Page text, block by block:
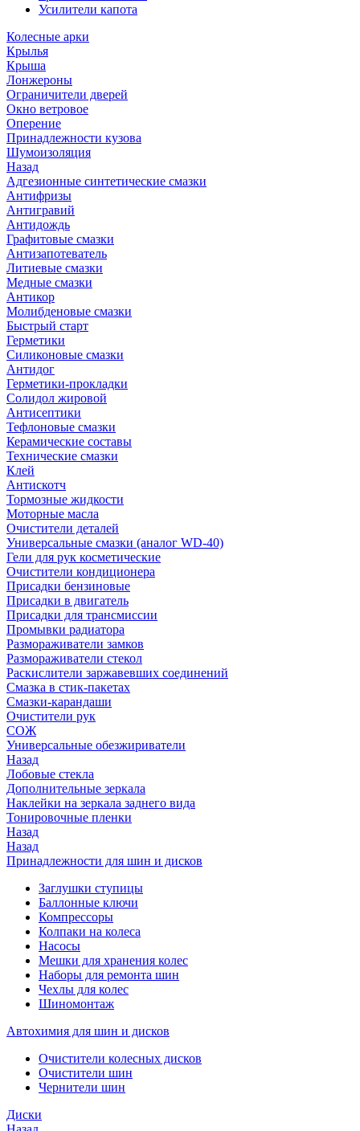
Усилители капота
Колесные арки
Крылья
Крыша
Лонжероны
Ограничители дверей
Окно ветровое
Оперение
Принадлежности кузова
Шумоизоляция
Назад
Адгезионные синтетические смазки
Антифризы
Антигравий
Антидождь
Графитовые смазки
Антизапотеватель
Литиевые смазки
Медные смазки
Антикор
Молибденовые смазки
Быстрый старт
Герметики
Силиконовые смазки
Антидог
Герметики-прокладки
Солидол жировой
Антисептики
Тефлоновые смазки
Керамические составы
Технические смазки
Клей
Антискотч
Тормозные жидкости
Моторные масла
Очистители деталей
Универсальные смазки (аналог WD-40)
Гели для рук косметические
Очистители кондиционера
Присадки бензиновые
Присадки в двигатель
Присадки для трансмиссии
Промывки радиатора
Размораживатели замков
Размораживатели стекол
Раскислители заржавевших соединений
Смазка в стик-пакетах
Смазки-карандаши
Очистители рук
СОЖ
Универсальные обезжириватели
Назад
Лобовые стекла
Дополнительные зеркала
Наклейки на зеркала заднего вида
Тонировочные пленки
Назад
Назад
Принадлежности для шин и дисков
Заглушки ступицы
Баллонные ключи
Компрессоры
Колпаки на колеса
Насосы
Мешки для хранения колес
Наборы для ремонта шин
Чехлы для колес
Шиномонтаж
Автохимия для шин и дисков
Очистители колесных дисков
Очистители шин
Чернители шин
Диски